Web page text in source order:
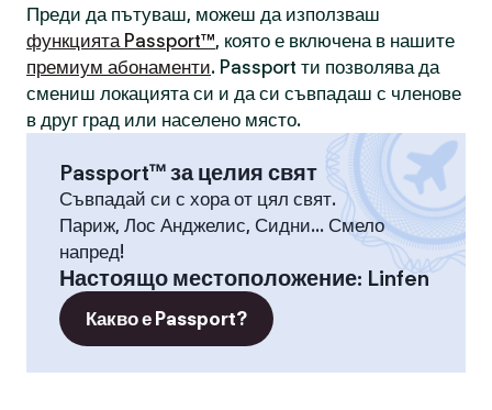
Преди да пътуваш, можеш да използваш
функцията Passport™, която е включена в нашите
премиум абонаменти. Passport ти позволява да
смениш локацията си и да си съвпадаш с членове
в друг град или населено място.
Passport™ за целия свят
Съвпадай си с хора от цял свят.
Париж, Лос Анджелис, Сидни... Смело
напред!
Настоящо местоположение: Linfen
Какво е Passport?